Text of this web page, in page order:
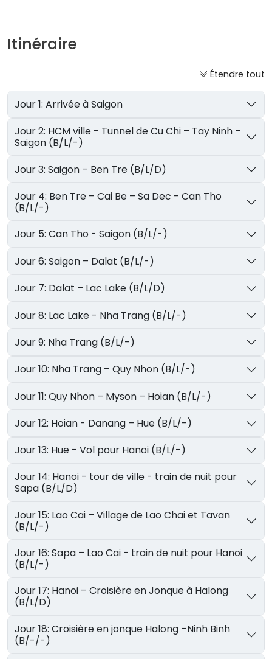
Itinéraire
Étendre tout
Jour 1: Arrivée à Saigon
Jour 2: HCM ville - Tunnel de Cu Chi – Tay Ninh –
Saigon (B/L/-)
Jour 3: Saigon – Ben Tre (B/L/D)
Jour 4: Ben Tre – Cai Be – Sa Dec - Can Tho
(B/L/-)
Jour 5: Can Tho - Saigon (B/L/-)
Jour 6: Saigon – Dalat (B/L/-)
Jour 7: Dalat – Lac Lake (B/L/D)
Jour 8: Lac Lake - Nha Trang (B/L/-)
Jour 9: Nha Trang (B/L/-)
Jour 10: Nha Trang – Quy Nhon (B/L/-)
Jour 11: Quy Nhon – Myson – Hoian (B/L/-)
Jour 12: Hoian - Danang – Hue (B/L/-)
Jour 13: Hue - Vol pour Hanoi (B/L/-)
Jour 14: Hanoi - tour de ville - train de nuit pour
Sapa (B/L/D)
Jour 15: Lao Cai – Village de Lao Chai et Tavan
(B/L/-)
Jour 16: Sapa – Lao Cai - train de nuit pour Hanoi
(B/L/-)
Jour 17: Hanoi – Croisière en Jonque à Halong
(B/L/D)
Jour 18: Croisière en jonque Halong –Ninh Binh
(B/-/-)